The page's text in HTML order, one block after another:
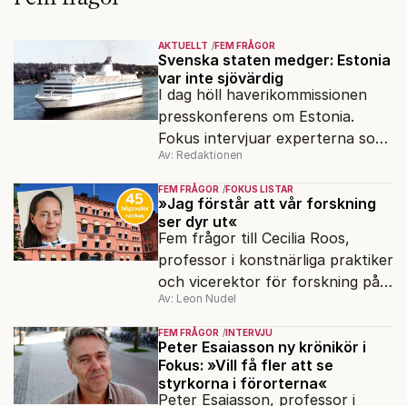
AKTUELLT FEM FRÅGOR
Svenska staten medger: Estonia
var inte sjövärdig
I dag höll haverikommissionen
presskonferens om Estonia.
Fokus intervjuar experterna som
sagt samma sak sen 2003.
Av: Redaktionen
FEM FRÅGOR FOKUS LISTAR
»Jag förstår att vår forskning
ser dyr ut«
Fem frågor till Cecilia Roos,
professor i konstnärliga praktiker
och vicerektor för forskning på
Stockholms konstnärliga
högskola, angående forskningen
och kritiken i medier.
Av: Leon Nudel
FEM FRÅGOR INTERVJU
Peter Esaiasson ny krönikör i
Fokus: »Vill få fler att se
styrkorna i förorterna«
Peter Esaiasson, professor i